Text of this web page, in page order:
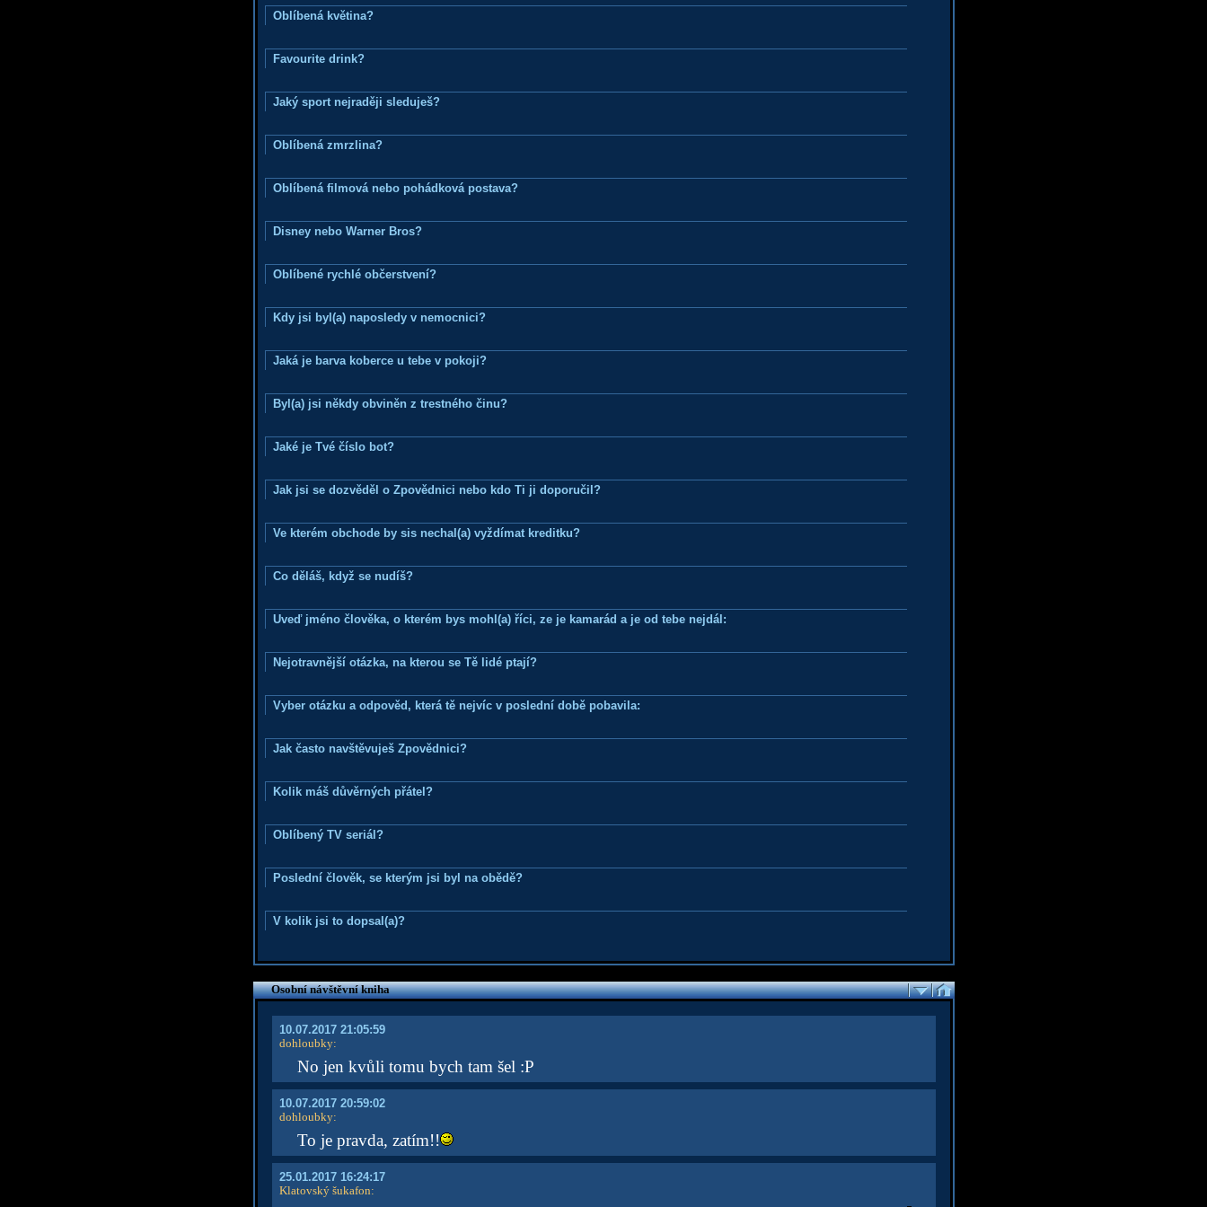
Oblíbená květina?
Favourite drink?
Jaký sport nejraději sleduješ?
Oblíbená zmrzlina?
Oblíbená filmová nebo pohádková postava?
Disney nebo Warner Bros?
Oblíbené rychlé občerstvení?
Kdy jsi byl(a) naposledy v nemocnici?
Jaká je barva koberce u tebe v pokoji?
Byl(a) jsi někdy obviněn z trestného činu?
Jaké je Tvé číslo bot?
Jak jsi se dozvěděl o Zpovědnici nebo kdo Ti ji doporučil?
Ve kterém obchode by sis nechal(a) vyždímat kreditku?
Co děláš, když se nudíš?
Uveď jméno člověka, o kterém bys mohl(a) říci, ze je kamarád a je od tebe nejdál:
Nejotravnější otázka, na kterou se Tě lidé ptají?
Vyber otázku a odpověd, která tě nejvíc v poslední době pobavila:
Jak často navštěvuješ Zpovědnici?
Kolik máš důvěrných přátel?
Oblíbený TV seriál?
Poslední člověk, se kterým jsi byl na obědě?
V kolik jsi to dopsal(a)?
Osobní návštěvní kniha
10.07.2017 21:05:59
dohloubky:
No jen kvůli tomu bych tam šel :P
10.07.2017 20:59:02
dohloubky:
To je pravda, zatím!!
25.01.2017 16:24:17
Klatovský šukafon: